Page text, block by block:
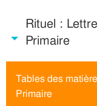
Rituel :
Primaire
Tables des
Primaire